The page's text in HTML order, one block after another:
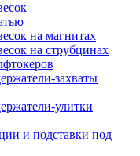
на магнитах
на струбцинах
захваты
улитки
и подставки под